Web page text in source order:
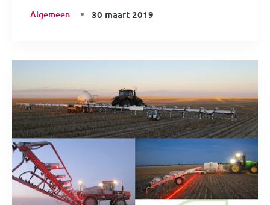
Algemeen 30 maart 2019